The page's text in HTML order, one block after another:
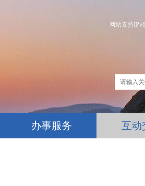
网站支持IPv6
办事服务 互动